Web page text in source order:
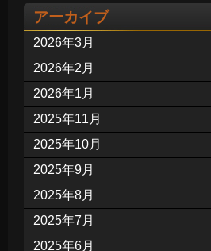
アーカイブ
2026年3月
2026年2月
2026年1月
2025年11月
2025年10月
2025年9月
2025年8月
2025年7月
2025年6月